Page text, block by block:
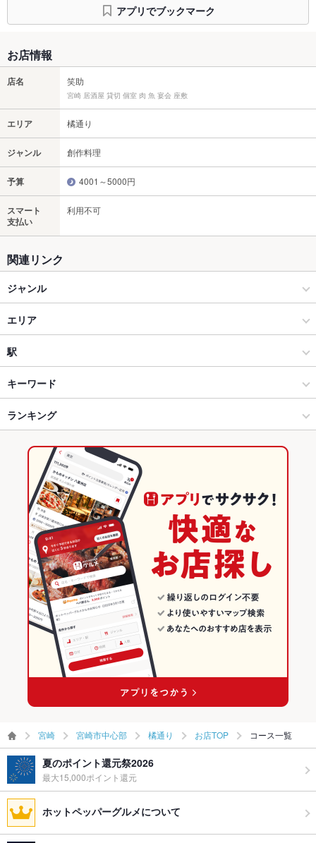
アプリでブックマーク
お店情報
店名 笑助
宮崎 居酒屋 貸切 個室 肉 魚 宴会 座敷
エリア 橘通り
ジャンル 創作料理
予算 4001～5000円
スマート
支払い
利用不可
関連リンク
ジャンル
創作料理
洋・和洋・各国料理・その他
宮崎市中心部 × 創作料理
宮崎市中心部 × 洋・和洋・各国料理・その他
宮崎駅 × 創作料理
宮崎駅 × 洋・和洋・各国料理・その他
エリア
橘通り
橘通り × 創作料理
橘通り × 洋・和洋・各国料理・その他
宮崎 × 創作料理
宮崎 × 洋・和洋・各国料理・その他
駅
南宮崎駅
宮崎駅
キーワード
からあげ チャーハン
ランキング
宮崎のグルメランキング
宮崎の創作料理ランキング
宮崎の洋・和洋・各国料理・その他ランキング
宮崎市中心部のグルメランキング
宮崎市中心部の創作料理ランキング
宮崎市中心部の洋・和洋・各国料理・その他ランキング
橘通りのグルメランキング
橘通りの創作料理ランキング
橘通りの洋・和洋・各国料理・その他ランキング
宮崎 宮崎市中心部 橘通り お店TOP コース一覧
夏のポイント還元祭2026
最大15,000ポイント還元
ホットペッパーグルメについて